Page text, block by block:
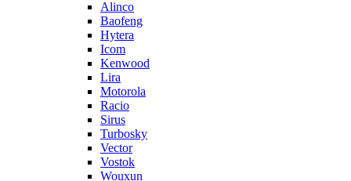
Alinco
Baofeng
Hytera
Icom
Kenwood
Lira
Motorola
Racio
Sirus
Turbosky
Vector
Vostok
Wouxun